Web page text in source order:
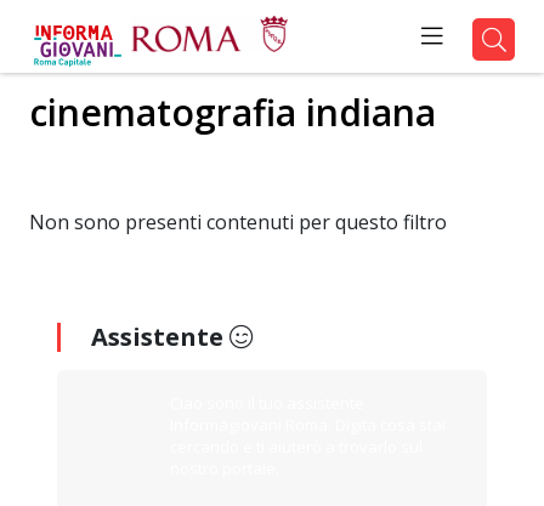
cinematografia indiana
Non sono presenti contenuti per questo filtro
Assistente